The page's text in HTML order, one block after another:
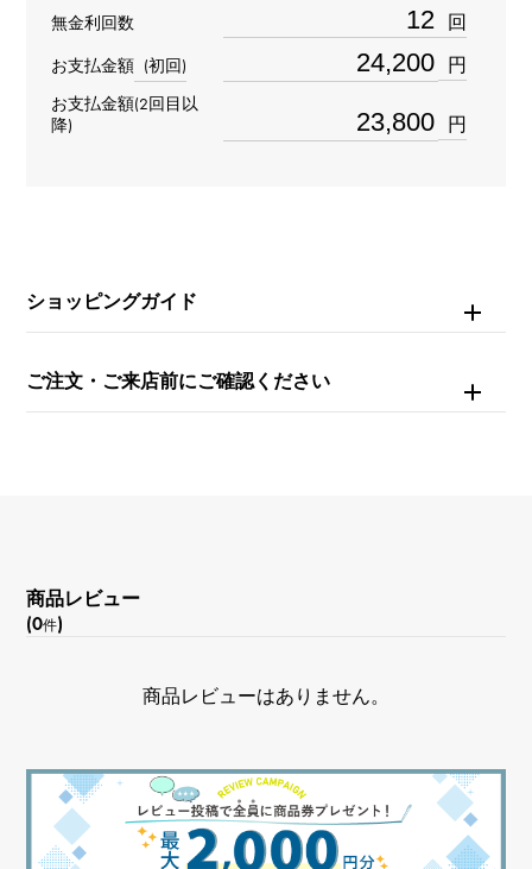
石種
ダイヤモンド 約0.170ct
モチーフサイズ
無金利回数 回
お支払金額 (初回) 円
お支払金額(2回目以
降)
円
ショッピングガイド
ご注文・ご来店前にご確認ください
商品レビュー
(0件)
商品レビューはありません。